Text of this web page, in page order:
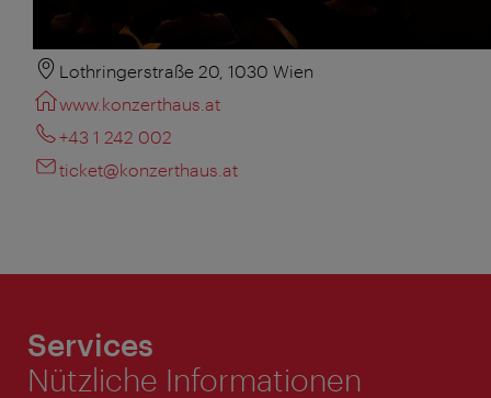
Lothringerstraße 20, 1030 Wien
www.konzerthaus.at
+43 1 242 002
ticket@konzerthaus.at
Services
Nützliche Informationen